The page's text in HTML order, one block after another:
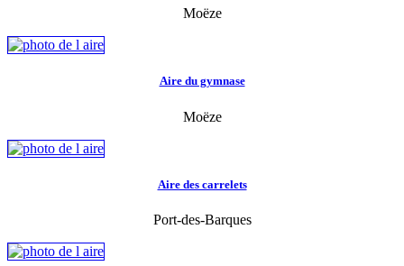
Moëze
Aire du gymnase
Moëze
Aire des carrelets
Port-des-Barques